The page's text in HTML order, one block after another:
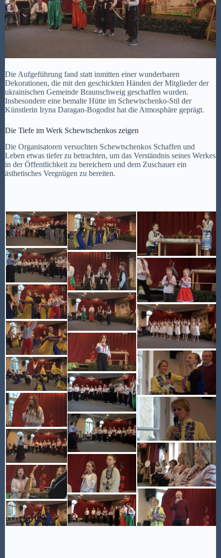
Die Aufgeführung fand statt inmitten einer wunderbaren
Dekorationen, die mit den geschickten Händen der Mitglieder der
ukrainischen Gemeinde Braunschweig geschaffen wurden.
Insbesondere eine bemalte Hütte im Schewtschenko-Stil der
Künstlerin Iryna Daragan-Bogodist hat die Atmosphäre geprägt.
Die Tiefe im Werk Schewtschenkos zeigen
Die Organisatoren versuchten Schewtschenkos Schaffen und
Leben etwas tiefer zu betrachten, um das Verständnis seines Werkes
in der Öffentlichkeit zu bereichern und dem Zuschauer ein
ästhetisches Vergnügen zu bereiten.